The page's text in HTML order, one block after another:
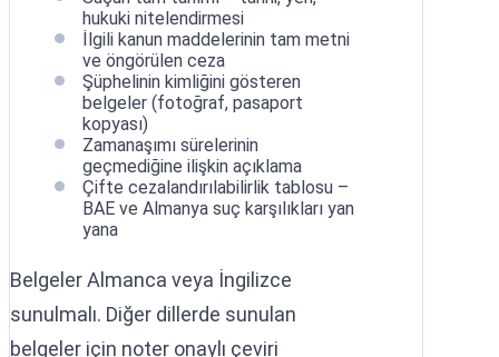
hukuki nitelendirmesi
İlgili kanun maddelerinin tam metni
ve öngörülen ceza
Şüphelinin kimliğini gösteren
belgeler (fotoğraf, pasaport
kopyası)
Zamanaşımı sürelerinin
geçmediğine ilişkin açıklama
Çifte cezalandırılabilirlik tablosu –
BAE ve Almanya suç karşılıkları yan
yana
Belgeler Almanca veya İngilizce
sunulmalı. Diğer dillerde sunulan
belgeler için noter onaylı çeviri